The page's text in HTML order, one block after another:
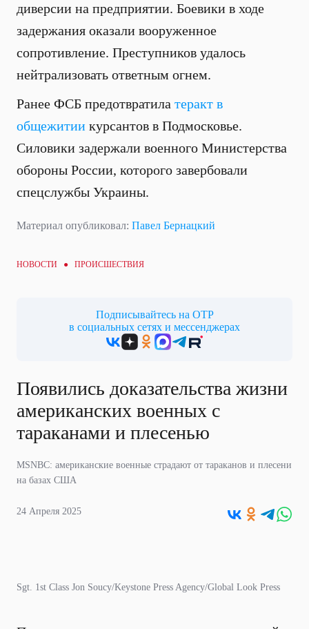
диверсии на предприятии. Боевики в ходе
задержания оказали вооруженное
сопротивление. Преступников удалось
нейтрализовать ответным огнем.
Ранее ФСБ предотвратила теракт в
общежитии курсантов в Подмосковье.
Силовики задержали военного Министерства
обороны России, которого завербовали
спецслужбы Украины.
Материал опубликовал: Павел Бернацкий
НОВОСТИ ● ПРОИСШЕСТВИЯ
Подписывайтесь на ОТР
в социальных сетях и мессенджерах
Появились доказательства жизни
американских военных с
тараканами и плесенью
MSNBC: американские военные страдают от тараканов и плесени
на базах США
24 Апреля 2025
Sgt. 1st Class Jon Soucy/Keystone Press Agency/Global Look Press